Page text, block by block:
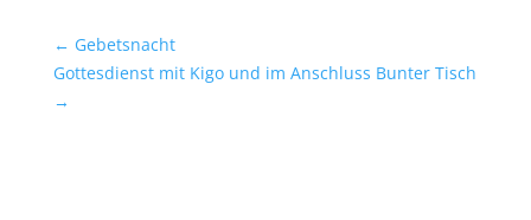
← Gebetsnacht
Gottesdienst mit Kigo und im Anschluss Bunter Tisch
→